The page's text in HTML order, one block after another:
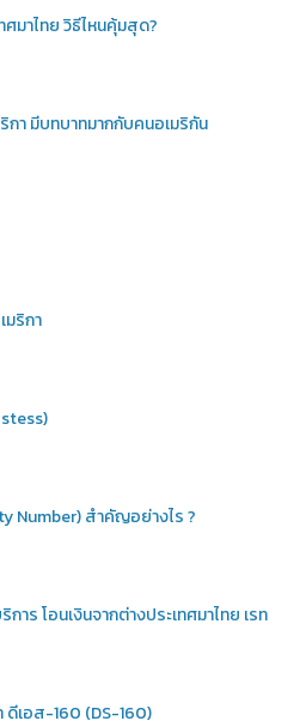
ศมาไทย วิธีไหนคุ้มสุด?
ริกา มีบทบาทมากกับคนอเมริกัน
มริกา
Number) สำคัญอย่างไร ?
าร โอนเงินจากต่างประเทศมาไทย เรท
ดีเอส-160 (DS-160)